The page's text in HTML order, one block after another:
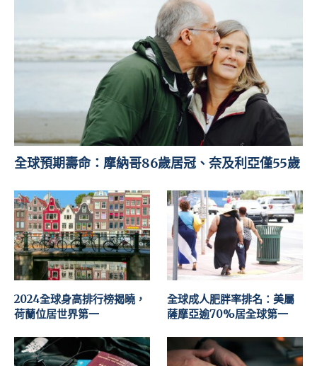
全球預期壽命：摩納哥86歲居冠、奈及利亞僅55歲
2024全球身高排行榜揭曉，
荷蘭位居世界第一
全球成人肥胖率排名：美屬
薩摩亞逾70%居全球第一